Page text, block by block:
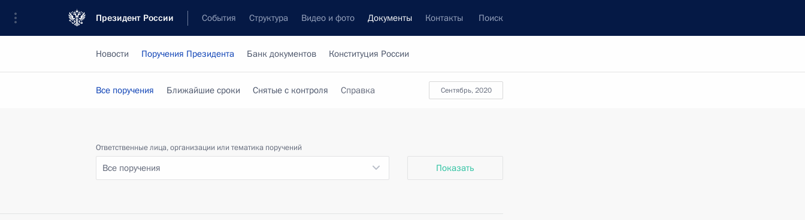
Президент России События Структура Видео и фото Документы Контакты Поиск
Новости Поручения Президента Банк документов Конституция России
сентябрь, 2020
Все поручения Ближайшие сроки Снятые с контроля Справка
Ответственные лица, организации или тематика поручений
Все поручения Показать